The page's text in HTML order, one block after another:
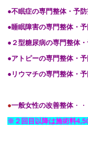
●不眠症の専門整体・予防
●睡眠障害の専門整体・予
●２型糖尿病の専門整体・
●アトピーの専門整体・予
●リウマチの専門整体・
●一般女性の改善整体・
※２回目以降は施術料